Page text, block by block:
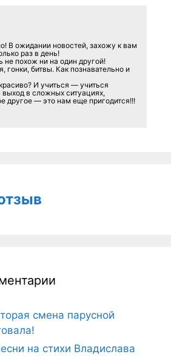
В ожидании новостей, захожу к вам
раз в день!
похож ни на один другой!
гонки, битвы. Как познавательно и
И учиться — учиться
выход в сложных ситуациях,
другое — это нам еще пригодится!!!
смена парусной
на стихи Владислава